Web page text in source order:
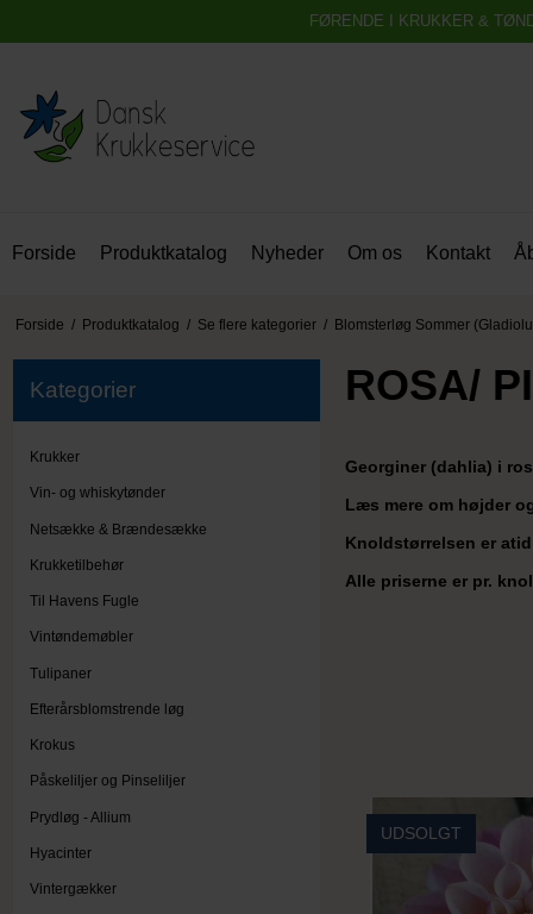
FØRENDE I KRUKKER &
Forside Produktkatalog Nyheder Om os Kontakt
Forside / Produktkatalog / Se flere kategorier / Blomsterløg Sommer
Kategorier
Krukker
Vin- og whiskytønder
Netsække & Brændesække
Krukketilbehør
Til Havens Fugle
Vintøndemøbler
Tulipaner
Efterårsblomstrende løg
Krokus
Påskeliljer og Pinseliljer
Prydløg - Allium
Hyacinter
Vintergækker
ROSA/
Georginer (dahlia) i
Læs mere om højder
Knoldstørrelsen er
Alle priserne er pr.
UDSOLGT